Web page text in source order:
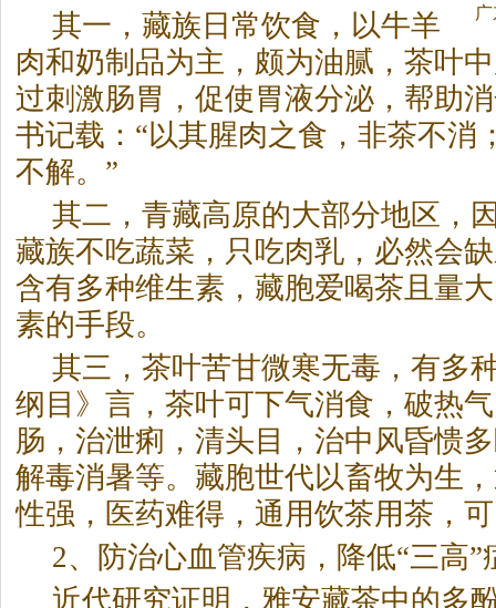
的
其一，藏族日常饮食，以牛羊
肉和奶制品为主，颇为油腻，茶叶
过刺激肠胃，促使胃液分泌，帮助
书记载：“以其腥肉之食，非茶不消
不解。”
其二，青藏高原的大部分地区，
藏族不吃蔬菜，只吃肉乳，必然会
含有多种维生素，藏胞爱喝茶且量
素的手段。
其三，茶叶苦甘微寒无毒，有多
纲目》言，茶叶可下气消食，破热
肠，治泄痢，清头目，治中风昏愦
解毒消暑等。藏胞世代以畜牧为生
性强，医药难得，通用饮茶用茶，
2、防治心血管疾病，降低“三高”
近代研究证明，雅安藏茶中的多